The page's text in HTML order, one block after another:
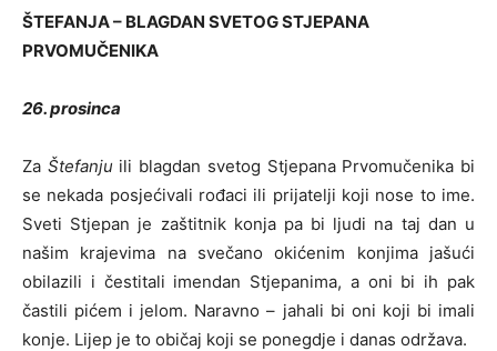
ŠTEFANJA – BLAGDAN SVETOG STJEPANA
PRVOMUČENIKA
26. prosinca
Za Štefanju ili blagdan svetog Stjepana Prvomučenika bi
se nekada posjećivali rođaci ili prijatelji koji nose to ime.
Sveti Stjepan je zaštitnik konja pa bi ljudi na taj dan u
našim krajevima na svečano okićenim konjima jašući
obilazili i čestitali imendan Stjepanima, a oni bi ih pak
častili pićem i jelom. Naravno – jahali bi oni koji bi imali
konje. Lijep je to običaj koji se ponegdje i danas održava.